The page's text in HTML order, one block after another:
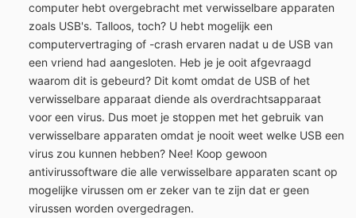
computer hebt overgebracht met verwisselbare apparaten
zoals USB's. Talloos, toch? U hebt mogelijk een
computervertraging of -crash ervaren nadat u de USB van
een vriend had aangesloten. Heb je je ooit afgevraagd
waarom dit is gebeurd? Dit komt omdat de USB of het
verwisselbare apparaat diende als overdrachtsapparaat
voor een virus. Dus moet je stoppen met het gebruik van
verwisselbare apparaten omdat je nooit weet welke USB een
virus zou kunnen hebben? Nee! Koop gewoon
antivirussoftware die alle verwisselbare apparaten scant op
mogelijke virussen om er zeker van te zijn dat er geen
virussen worden overgedragen.